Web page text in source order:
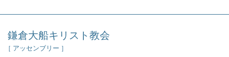
鎌倉大船キリスト教会
［ アッセンブリー ］